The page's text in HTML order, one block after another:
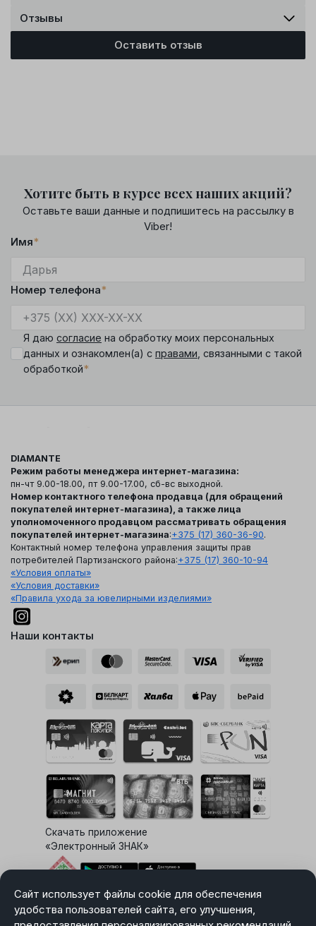
Отзывы
Оставить отзыв
Сайт использует файлы cookie для обеспечения
удобства пользователей сайта, его улучшения,
Хотите быть в курсе всех наших акций?
Оставьте ваши данные и подпишитесь на рассылку в
Viber!
Имя*
Номер телефона*
Я даю согласие на обработку моих персональных
данных и ознакомлен(а) с правами , связанными с такой
обработкой*
DIAMANTE
Режим работы менеджера интернет-магазина:
пн-чт 9.00-18.00, пт 9.00-17.00, сб-вс выходной.
Номер контактного телефона продавца (для обращений
покупателей интернет-магазина), а также лица
уполномоченного продавцом рассматривать обращения
покупателей интернет-магазина:+375 (17) 360-36-90.
Контактный номер телефона управления защиты прав
потребителей Партизанского района:+375 (17) 360-10-94
«Условия оплаты»
«Условия доставки»
«Правила ухода за ювелирными изделиями»
Наши контакты
Скачать приложение
«Электронный ЗНАК»
Выбор настроек Cookie